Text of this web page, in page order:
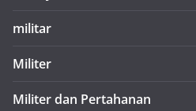
militar
Militer
Militer dan Pertahanan